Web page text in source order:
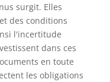
surgit. Elles
des conditions
l'incertitude
dans ces
en toute
les obligations